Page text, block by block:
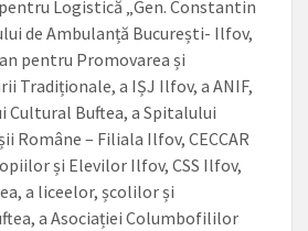
Logis­tică „Gen. Constantin
de Ambulanță București- Ilfov,
pen­tru Promovarea și
Tradiționale, a IȘJ Ilfov, a ANIF,
Cul­tural Buftea, a Spitalului
Române – Filiala Il­fov, CECCAR
și Elevilor Ilfov, CSS Ilfov,
a liceelor, școlilor și
a Asociației Columbofililor